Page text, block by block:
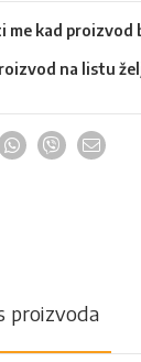
me kad proizvod
na listu
proizvoda